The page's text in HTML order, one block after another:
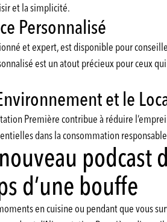
et la simplicité.
Personnalisé
et expert, est disponible pour
est un atout précieux pour ceux
et le
Première contribue à réduire
dans la consommation responsable
podcast
d’une bouffe
en cuisine ou pendant que vous